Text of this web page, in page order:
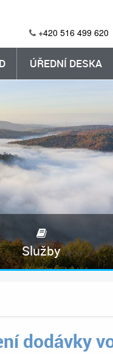
+420 516 499 620
ÚŘEDNÍ DESKA
Služby
dodávky